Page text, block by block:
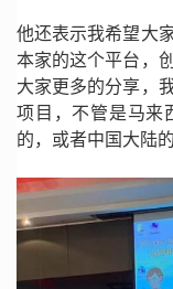
他还表示我希望大
本家的这个平台，
大家更多的分享，
项目，不管是马来
的，或者中国大陆